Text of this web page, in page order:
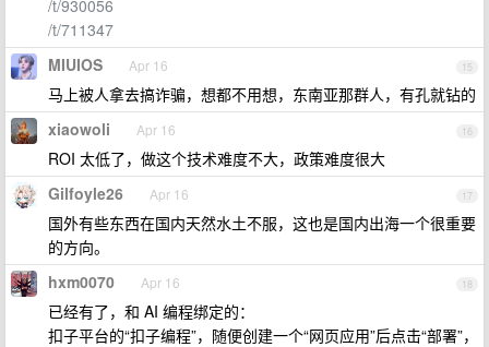
/t/930056
/t/711347
15
MIUIOS Apr 16
马上被人拿去搞诈骗，想都不用想，东南亚那群人，有孔就钻的
16
xiaowoli Apr 16
ROI 太低了，做这个技术难度不大，政策难度很大
17
Gilfoyle26 Apr 16
国外有些东西在国内天然水土不服，这也是国内出海一个很重要
的方向。
18
hxm0070 Apr 16
已经有了，和 AI 编程绑定的：
扣子平台的“扣子编程”，随便创建一个“网页应用”后点击“部署”，